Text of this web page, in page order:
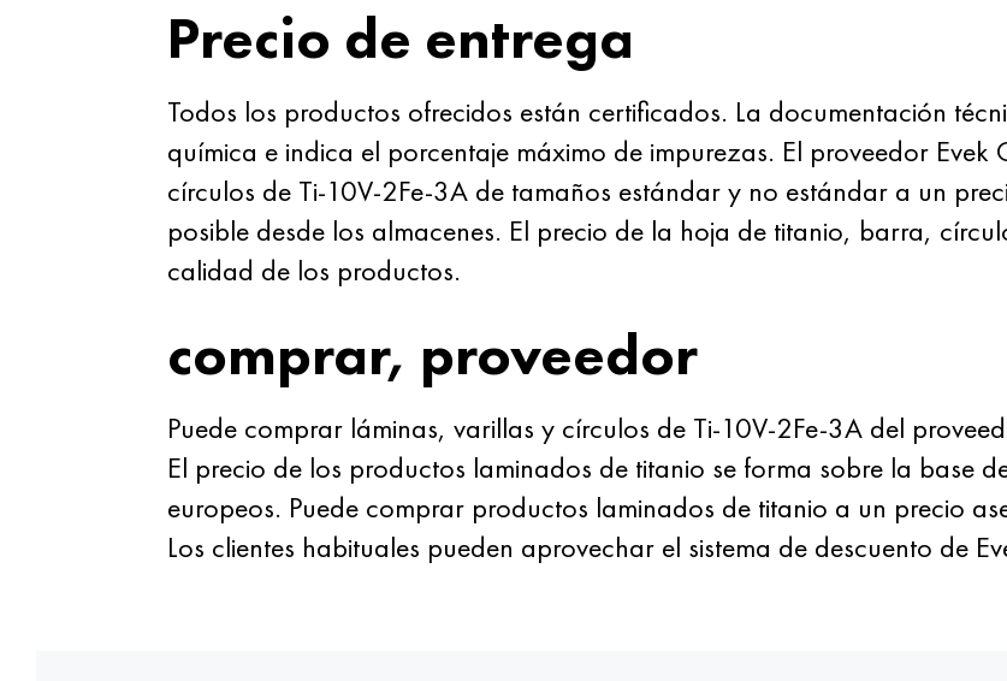
Precio de entrega
Todos los productos ofrecidos están certificados. La documentación
química e indica el porcentaje máximo de impurezas. El proveedor Evek
círculos de Ti-10V-2Fe-3A de tamaños estándar y no estándar a un
posible desde los almacenes. El precio de la hoja de titanio, barra,
calidad de los productos.
comprar, proveedor
Puede comprar láminas, varillas y círculos de Ti-10V-2Fe-3A del
El precio de los productos laminados de titanio se forma sobre la base
europeos. Puede comprar productos laminados de titanio a un precio
Los clientes habituales pueden aprovechar el sistema de descuento de